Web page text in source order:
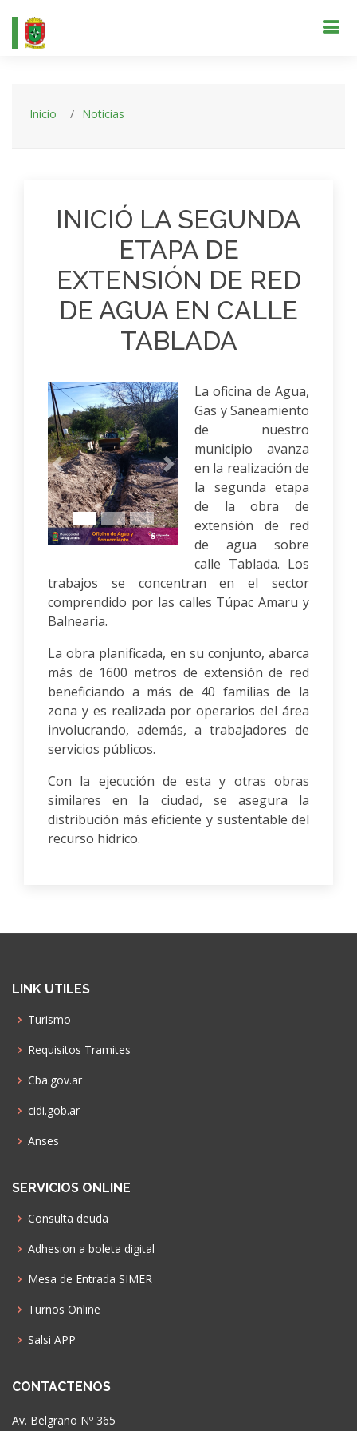
Inicio Noticias
INICIÓ LA SEGUNDA
ETAPA DE
EXTENSIÓN DE RED
DE AGUA EN CALLE
TABLADA
Anterior Siguiente
La oficina de Agua,
Gas y Saneamiento
de nuestro
municipio avanza
en la realización de
la segunda etapa
de la obra de
extensión de red
de agua sobre
calle Tablada. Los
trabajos se concentran en el sector
comprendido por las calles Túpac Amaru y
Balnearia.
La obra planificada, en su conjunto, abarca
más de 1600 metros de extensión de red
beneficiando a más de 40 familias de la
zona y es realizada por operarios del área
involucrando, además, a trabajadores de
servicios públicos.
Con la ejecución de esta y otras obras
similares en la ciudad, se asegura la
distribución más eficiente y sustentable del
recurso hídrico.
LINK UTILES
Turismo
Requisitos Tramites
Cba.gov.ar
cidi.gob.ar
Anses
SERVICIOS ONLINE
Consulta deuda
Adhesion a boleta digital
Mesa de Entrada SIMER
Turnos Online
Salsi APP
CONTACTENOS
Av. Belgrano Nº 365